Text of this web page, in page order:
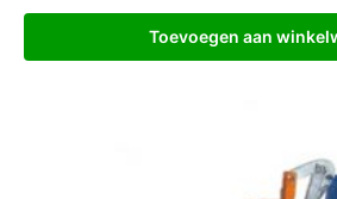
Toevoegen aan